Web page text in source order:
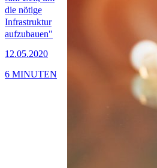
die nötige
Infrastruktur
aufzubauen"
12.05.2020
6 MINUTEN